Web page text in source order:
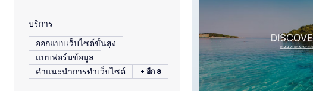
บริการ
ออกแบบเว็บไซต์ขั้นสูง
แบบฟอร์มข้อมูล
คำแนะนำการทำเว็บไซต์
+ อีก 8